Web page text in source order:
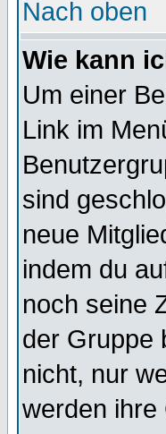
Nach oben
Wie kann
Um einer
Link im
sind
neue
indem du
noch seine
der Gruppe
nicht, nur
werden ihre